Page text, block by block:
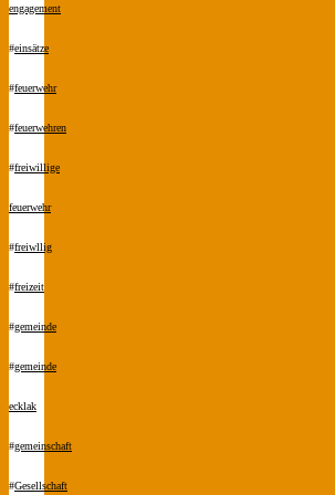
engagement
#einsätze
#feuerwehr
#feuerwehren
#freiwillige
feuerwehr
#freiwllig
#freizeit
#gemeinde
#gemeinde
ecklak
#gemeinschaft
#Gesellschaft